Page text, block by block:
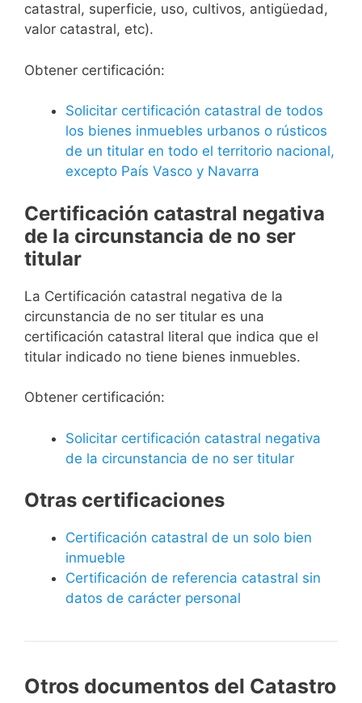
catastral, superficie, uso, cultivos, antigüedad,
valor catastral, etc).
Obtener certificación:
Solicitar certificación catastral de todos
los bienes inmuebles urbanos o rústicos
de un titular en todo el territorio nacional,
excepto País Vasco y Navarra
Certificación catastral negativa
de la circunstancia de no ser
titular
La Certificación catastral negativa de la
circunstancia de no ser titular es una
certificación catastral literal que indica que el
titular indicado no tiene bienes inmuebles.
Obtener certificación:
Solicitar certificación catastral negativa
de la circunstancia de no ser titular
Otras certificaciones
Certificación catastral de un solo bien
inmueble
Certificación de referencia catastral sin
datos de carácter personal
Otros documentos del Catastro